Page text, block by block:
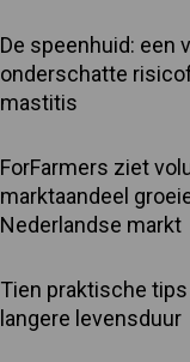
De speenhuid: een
onderschatte
mastitis
ForFarmers ziet
marktaandeel
Nederlandse markt
Tien praktische
langere levensduur